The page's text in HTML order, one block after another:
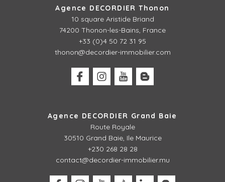
Agence DECORDIER Thonon
10 square Aristide Briand
74200 Thonon-les-Bains, France
+33 (0)4 50 72 31 95
thonon@decordier-immobilier.com
Agence DECORDIER Grand Baie
Route Royale
30510 Grand Baie, Ile Maurice
+230 268 28 28
contact@decordier-immobilier.mu